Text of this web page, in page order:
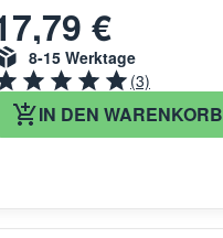
€
8-15 Werktage
(3)
IN DEN WARENKORB